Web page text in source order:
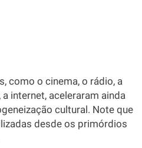
como o cinema, o rádio, a
internet, aceleraram ainda
cultural. Note que
desde os primórdios